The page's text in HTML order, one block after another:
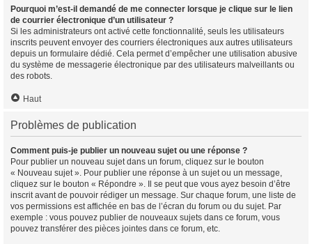
Pourquoi m’est-il demandé de me connecter lorsque je clique sur le lien
de courrier électronique d’un utilisateur ?
Si les administrateurs ont activé cette fonctionnalité, seuls les utilisateurs
inscrits peuvent envoyer des courriers électroniques aux autres utilisateurs
depuis un formulaire dédié. Cela permet d’empêcher une utilisation abusive
du système de messagerie électronique par des utilisateurs malveillants ou
des robots.
Haut
Problèmes de publication
Comment puis-je publier un nouveau sujet ou une réponse ?
Pour publier un nouveau sujet dans un forum, cliquez sur le bouton
« Nouveau sujet ». Pour publier une réponse à un sujet ou un message,
cliquez sur le bouton « Répondre ». Il se peut que vous ayez besoin d’être
inscrit avant de pouvoir rédiger un message. Sur chaque forum, une liste de
vos permissions est affichée en bas de l’écran du forum ou du sujet. Par
exemple : vous pouvez publier de nouveaux sujets dans ce forum, vous
pouvez transférer des pièces jointes dans ce forum, etc.